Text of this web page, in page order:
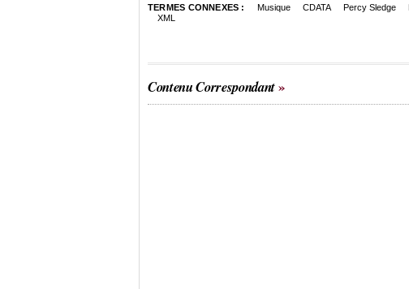
TERMES CONNEXES : Musique CDATA Percy Sledge
XML
Contenu Correspondant